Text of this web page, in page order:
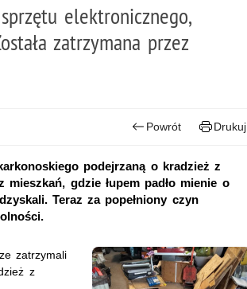
elektronicznego,
zatrzymana przez
Powrót Drukuj
podejrzaną o kradzież z
mieszkań, gdzie łupem padło mienie o
Teraz za popełniony czyn
zatrzymali
z